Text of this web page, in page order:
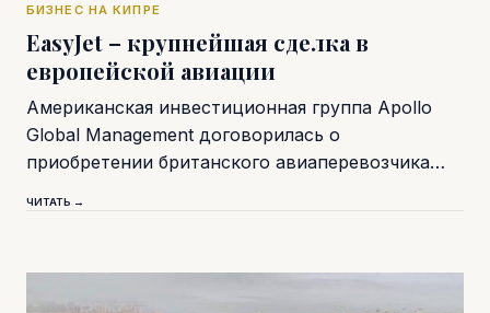
БИЗНЕС НА КИПРЕ
EasyJet – крупнейшая сделка в
европейской авиации
Американская инвестиционная группа Apollo
Global Management договорилась о
приобретении британского авиаперевозчика…
ЧИТАТЬ →